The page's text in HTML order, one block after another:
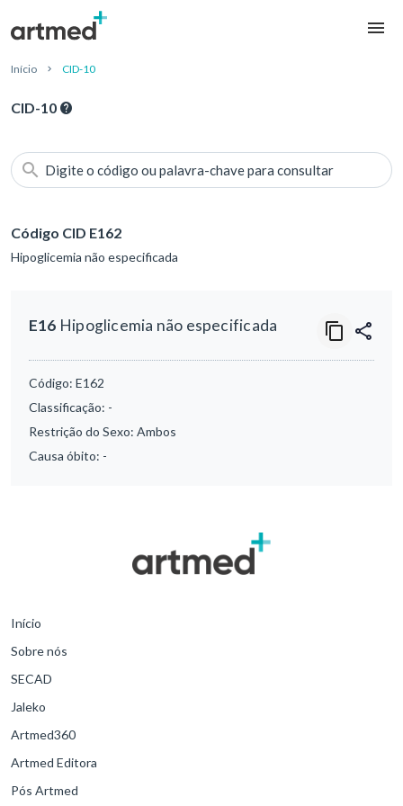
Início CID-10
CID-10
Digite o código ou palavra-chave para consultar
Código CID E162
Hipoglicemia não especificada
E16 Hipoglicemia não especificada
Código: E162
Classificação: -
Restrição do Sexo: Ambos
Causa óbito: -
Início
Sobre nós
SECAD
Jaleko
Artmed360
Artmed Editora
Pós Artmed